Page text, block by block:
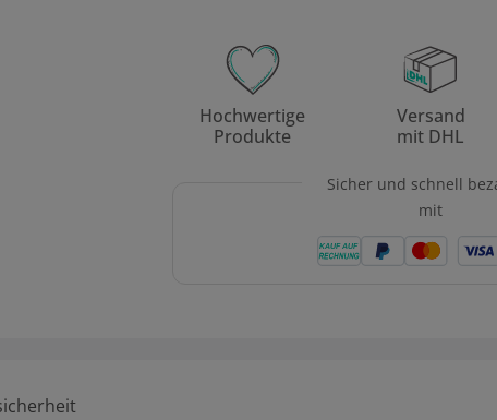
Hochwertige
Produkte
Versand
mit DHL
Sicher und schnell
mit